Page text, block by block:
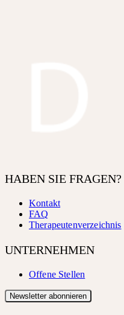
HABEN SIE FRAGEN?
Kontakt
FAQ
Therapeutenverzeichnis
UNTERNEHMEN
Offene Stellen
Newsletter abonnieren